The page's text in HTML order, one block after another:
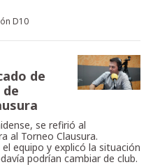
D10
de
se refirió al
al Torneo Clausura.
equipo y explicó la situación
podrían cambiar de club.